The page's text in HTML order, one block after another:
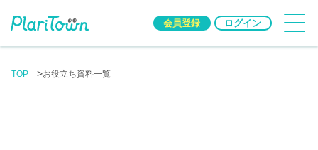
会員登録 ログイン
TOP お役立ち資料一覧